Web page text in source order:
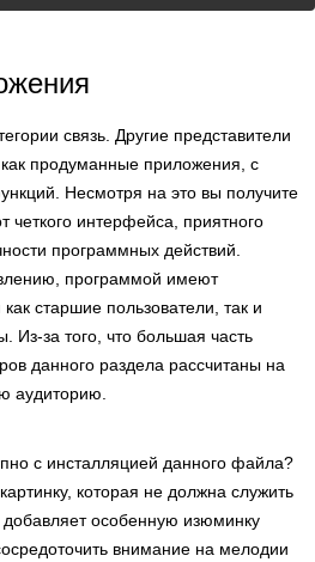
связь. Другие представители
как продуманные приложения, с
Несмотря на это вы получите
четкого интерфейса, приятного
программных действий.
программой имеют
старшие пользователи, так и
Из-за того, что большая часть
данного раздела рассчитаны на
аудиторию.
с инсталляцией данного файла?
которая не должна служить
особенную изюминку
внимание на мелодии